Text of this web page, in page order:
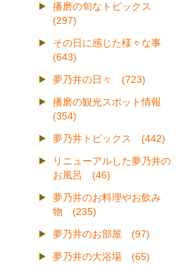
播磨の旬なトピックス
(297)
その日に感じた様々な事
(643)
夢乃井の日々 (723)
播磨の観光スポット情報
(354)
夢乃井トピックス (442)
リニューアルした夢乃井の
お風呂 (46)
夢乃井のお料理やお飲み
物 (235)
夢乃井のお部屋 (97)
夢乃井の大浴場 (65)